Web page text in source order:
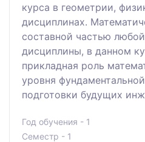
курса в геометрии,
дисциплинах.
составной частью
дисциплины, в данном
прикладная роль
уровня
подготовки будущих
Год обучения - 1
Семестр - 1